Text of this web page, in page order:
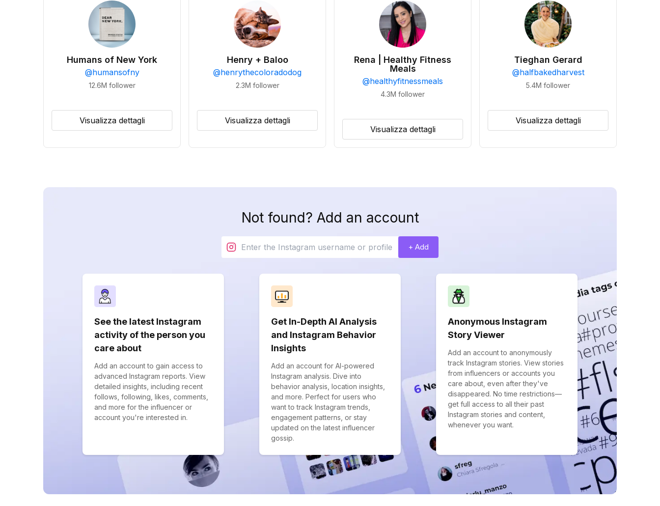
Humans of New York
@humansofny
12.6M follower
Visualizza dettagli
Henry + Baloo
@henrythecoloradodog
2.3M follower
Visualizza dettagli
Rena | Healthy Fitness
Meals
@healthyfitnessmeals
4.3M follower
Visualizza dettagli
Tieghan Gerard
@halfbakedharvest
5.4M follower
Visualizza dettagli
Not found? Add an account
+ Add
See the latest Instagram
activity of the person you
care about
Add an account to gain access to
advanced Instagram reports. View
detailed insights, including recent
follows, following, likes, comments,
and more for the influencer or
account you're interested in.
Get In-Depth AI Analysis
and Instagram Behavior
Insights
Add an account for AI-powered
Instagram analysis. Dive into
behavior analysis, location insights,
and more. Perfect for users who
want to track Instagram trends,
engagement patterns, or stay
updated on the latest influencer
gossip.
Anonymous Instagram
Story Viewer
Add an account to anonymously
track Instagram stories. View stories
from influencers or accounts you
care about, even after they've
disappeared. No time restrictions—
get full access to all their past
Instagram stories and content,
whenever you want.